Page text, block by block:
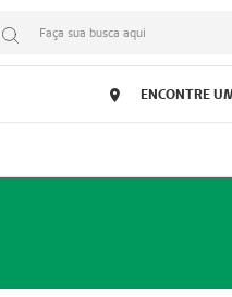
Faça sua busca aqui
ENCONTRE